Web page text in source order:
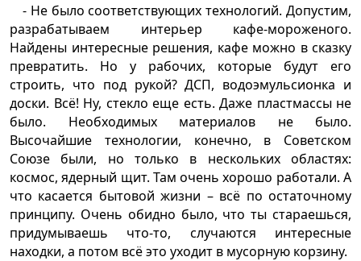
- Не было соответствующих технологий. Допустим,
разрабатываем интерьер кафе-мороженого.
Найдены интересные решения, кафе можно в сказку
превратить. Но у рабочих, которые будут его
строить, что под рукой? ДСП, водоэмульсионка и
доски. Всё! Ну, стекло еще есть. Даже пластмассы не
было. Необходимых материалов не было.
Высочайшие технологии, конечно, в Советском
Союзе были, но только в нескольких областях:
космос, ядерный щит. Там очень хорошо работали. А
что касается бытовой жизни – всё по остаточному
принципу. Очень обидно было, что ты стараешься,
придумываешь что-то, случаются интересные
находки, а потом всё это уходит в мусорную корзину.